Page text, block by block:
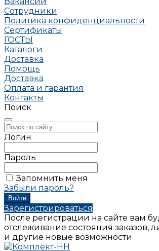
Сотрудники
Политика конфиденциальности
Сертификаты
ГОСТЫ
Каталоги
Доставка
Помощь
Доставка
Оплата и гарантия
Контакты
Поиск
Логин
Пароль
Запомнить меня
Забыли пароль?
Зарегистрироваться
После регистрации на сайте вам
отслеживание состояния заказов,
и другие новые возможности